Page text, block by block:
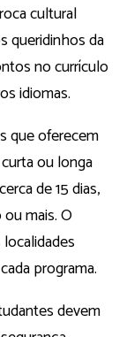
cultural
queridinhos da
no currículo
idiomas.
que oferecem
ou longa
de 15 dias,
mais. O
programa.
devem